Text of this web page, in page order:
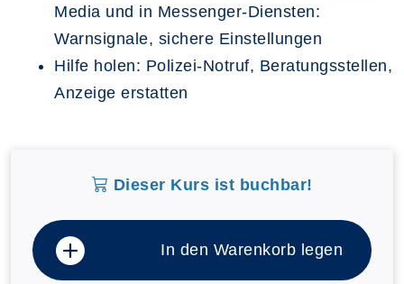
Media und in Messenger-Diensten:
Warnsignale, sichere Einstellungen
Hilfe holen: Polizei-Notruf, Beratungsstellen,
Anzeige erstatten
Dieser Kurs ist buchbar!
In den Warenkorb legen